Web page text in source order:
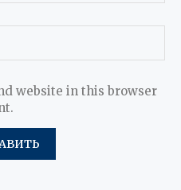
website in this browser